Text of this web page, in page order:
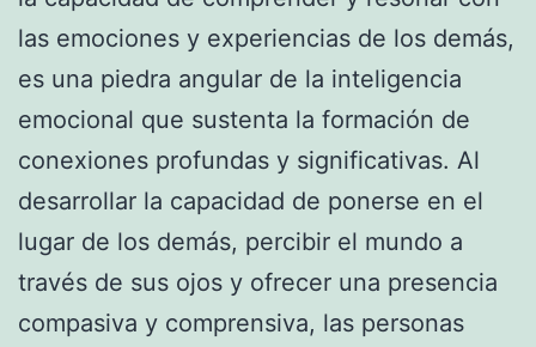
las emociones y experiencias de los demás,
es una piedra angular de la inteligencia
emocional que sustenta la formación de
conexiones profundas y significativas. Al
desarrollar la capacidad de ponerse en el
lugar de los demás, percibir el mundo a
través de sus ojos y ofrecer una presencia
compasiva y comprensiva, las personas